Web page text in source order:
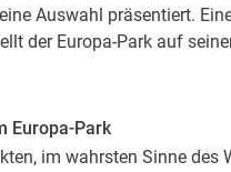
Auswahl präsentiert.
der Europa-Park auf
Europa-Park
im wahrsten Sinne des